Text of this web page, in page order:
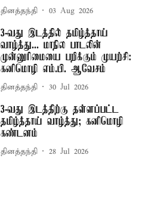
தினத்தந்தி 03 Aug 2026
3-வது இடத்தில் தமிழ்த்தாய்
வாழ்த்து... மாநில பாடலின்
முன்னுரிமையை பறிக்கும் முயற்சி:
கனிமொழி எம்.பி. ஆவேசம்
தினத்தந்தி 30 Jul 2026
3-வது இடத்திற்கு தள்ளப்பட்ட
தமிழ்த்தாய் வாழ்த்து; கனிமொழி
கண்டனம்
தினத்தந்தி 28 Jul 2026